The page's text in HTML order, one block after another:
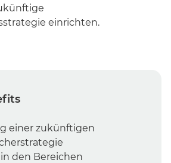
einrichten.
einer zukünftigen
den Bereichen